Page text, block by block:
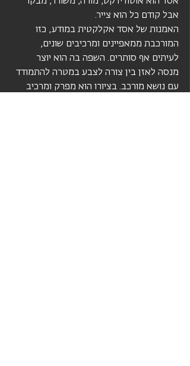
אבל קודם כל הוא צייר.
האמנות של אסד אקלקטית במודע, כזו
המורכבת ממאפיינים ומרכיבים שונים,
לעיתים אף סותרים. השפה בה הוא יוצר
מנסה לאזן בין צורה לצבע במטרה להתמודד
עם נושא מורכב. בציורו הוא מפרק ומרכיב